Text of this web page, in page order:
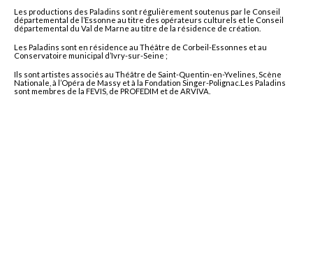
Les productions des Paladins sont régulièrement soutenus par le Conseil
départemental de l’Essonne au titre des opérateurs culturels et le Conseil
départemental du Val de Marne au titre de la résidence de création.
Les Paladins sont en résidence au Théâtre de Corbeil-Essonnes et au
Conservatoire municipal d’Ivry-sur-Seine ;
Ils sont artistes associés au Théâtre de Saint-Quentin-en-Yvelines, Scène
Nationale, à l’Opéra de Massy et à la Fondation Singer-Polignac.Les Paladins
sont membres de la FEVIS, de PROFEDIM et de ARVIVA.